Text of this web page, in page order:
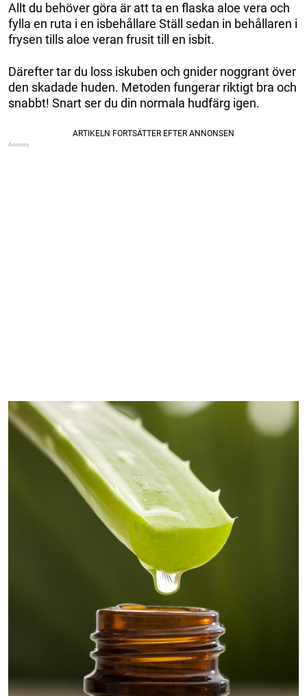
Allt du behöver göra är att ta en flaska aloe vera och
fylla en ruta i en isbehållare Ställ sedan in behållaren i
frysen tills aloe veran frusit till en isbit.
Därefter tar du loss iskuben och gnider noggrant över
den skadade huden. Metoden fungerar riktigt bra och
snabbt! Snart ser du din normala hudfärg igen.